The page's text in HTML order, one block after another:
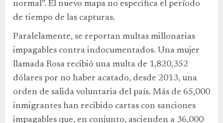
normal”. El nuevo mapa no especifica el período
de tiempo de las capturas.
Paralelamente, se reportan multas millonarias
impagables contra indocumentados. Una mujer
llamada Rosa recibió una multa de 1,820,352
dólares por no haber acatado, desde 2013, una
orden de salida voluntaria del país. Más de 65,000
inmigrantes han recibido cartas con sanciones
impagables que, en conjunto, ascienden a 36,000